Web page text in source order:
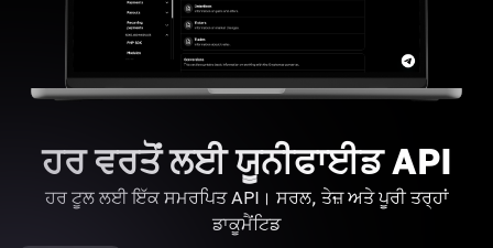
ਹਰ ਵਰਤੋਂ ਲਈ ਯੂਨੀਫਾਈਡ API
ਹਰ ਟੂਲ ਲਈ ਇੱਕ ਸਮਰਪਿਤ API। ਸਰਲ, ਤੇਜ਼ ਅਤੇ ਪੂਰੀ ਤਰ੍ਹਾਂ
ਡਾਕੂਮੈਂਟਿਡ